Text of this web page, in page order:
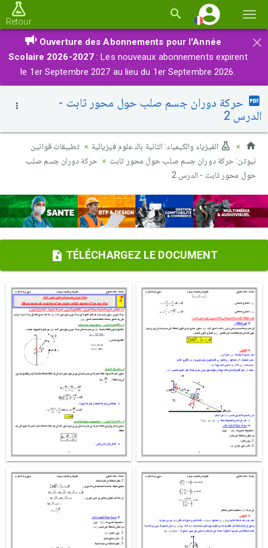
la
Retour
×
Ouverture des Abonnements pour l'Année
Scolaire 2026-2027 : Les nouveaux abonnements expirent
le 1er Septembre 2027 au lieu du 1er Septembre 2026.
حركة دوران جسم صلب حول محور ثابت -
الدرس 2
الفيزياء والكيمياء: الثانية باك علوم فيزيائية
تطبيقات قوانين
نيوتن: حركة دوران جسم صلب حول محور ثابت
حركة دوران جسم صلب
حول محور ثابت - الدرس 2
TÉLÉCHARGEZ LE DOCUMENT